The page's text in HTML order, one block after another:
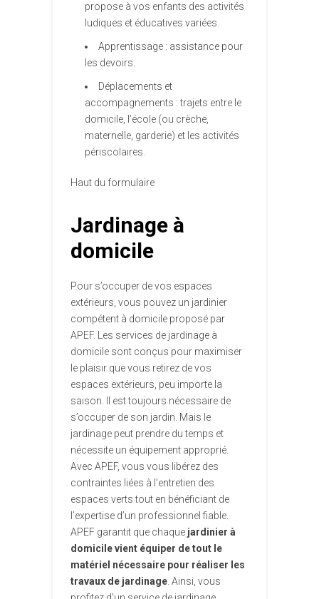
propose à vos enfants des activités
ludiques et éducatives variées.
Apprentissage : assistance pour
les devoirs.
Déplacements et
accompagnements : trajets entre le
domicile, l’école (ou crèche,
maternelle, garderie) et les activités
périscolaires.
Haut du formulaire
Jardinage à
domicile
Pour s’occuper de vos espaces
extérieurs, vous pouvez un jardinier
compétent à domicile proposé par
APEF. Les services de jardinage à
domicile sont conçus pour maximiser
le plaisir que vous retirez de vos
espaces extérieurs, peu importe la
saison. Il est toujours nécessaire de
s’occuper de son jardin. Mais le
jardinage peut prendre du temps et
nécessite un équipement approprié.
Avec APEF, vous vous libérez des
contraintes liées à l’entretien des
espaces verts tout en bénéficiant de
l’expertise d’un professionnel fiable.
APEF garantit que chaque jardinier à
domicile vient équiper de tout le
matériel nécessaire pour réaliser les
travaux de jardinage. Ainsi, vous